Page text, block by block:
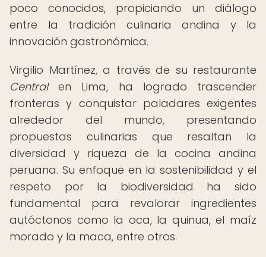
poco conocidos, propiciando un diálogo
entre la tradición culinaria andina y la
innovación gastronómica.
Virgilio Martínez, a través de su restaurante
Centralen Lima, ha logrado trascender
fronteras y conquistar paladares exigentes
alrededor del mundo, presentando
propuestas culinarias que resaltan la
diversidad y riqueza de la cocina andina
peruana. Su enfoque en la sostenibilidad y el
respeto por la biodiversidad ha sido
fundamental para revalorar ingredientes
autóctonos como la oca, la quinua, el maíz
morado y la maca, entre otros.